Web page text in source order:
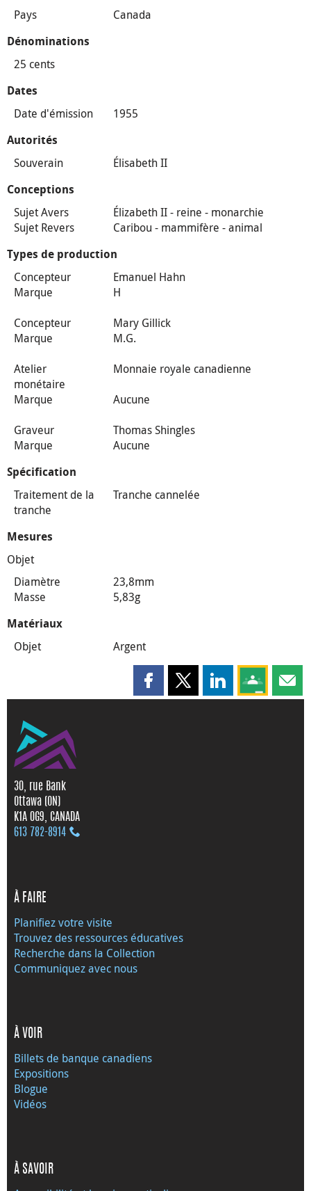
Pays Canada
Dénominations
25 cents
Dates
Date d'émission 1955
Autorités
Souverain Élisabeth II
Conceptions
Sujet Avers
Élizabeth II - reine - monarchie
Sujet Revers
Caribou - mammifère - animal
Types de production
Concepteur
Emanuel Hahn
Marque
H
Concepteur
Mary Gillick
Marque
M.G.
Atelier
monétaire
Monnaie royale canadienne
Marque
Aucune
Graveur
Thomas Shingles
Marque
Aucune
Spécification
Traitement de la
tranche
Tranche cannelée
Mesures
Objet
Diamètre
23,8mm
Masse
5,83g
Matériaux
Objet Argent
Partager cette page sur
Partager cette page sur X
Partager cette
Partagez
30, rue Bank
Ottawa (ON)
K1A 0G9, CANADA
613 782‑8914
À FAIRE
Planifiez votre visite
Trouvez des ressources éducatives
Recherche dans la Collection
Communiquez avec nous
À VOIR
Billets de banque canadiens
Expositions
Blogue
Vidéos
À SAVOIR